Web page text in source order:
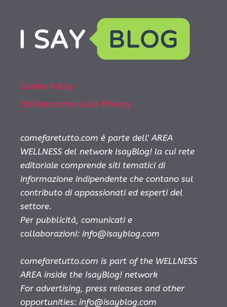
Cookie Policy
Dichiarazione sulla Privacy
comefaretutto.com è parte dell' AREA
WELLNESS del network IsayBlog! la cui rete
editoriale comprende siti tematici di
informazione indipendente che contano sul
contributo di appassionati ed esperti del
settore.
Per pubblicità, comunicati e
collaborazioni: info@isayblog.com
comefaretutto.com is part of the WELLNESS
AREA inside the IsayBlog! network
For advertising, press releases and other
opportunities: info@isayblog.com